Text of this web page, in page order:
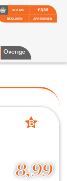
Overige
0 ITEMS
BEKIJKEN
€ 0,00
AFREKENEN
8,99
B